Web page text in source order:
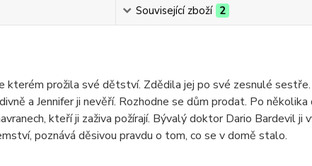
Související zboží 2
kterém prožila své dětství. Zdědila jej po své zesnulé sestře.
a Jennifer ji nevěří. Rozhodne se dům prodat. Po několika
kteří ji zaživa požírají. Bývalý doktor Dario Bardevil ji
poznává děsivou pravdu o tom, co se v domě stalo.